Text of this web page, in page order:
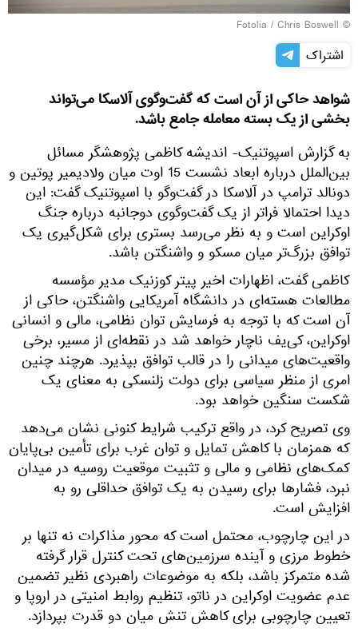
©
Fotolia / Chris Boswell
اشتراک
شواهد حاکی از آن است که گفت‌وگوی آلاسکا می‌تواند
بخشی از یک بسته معامله جامع باشد.
به گزارش اسپوتنیک- اندیشه کاظمی پژوهشگر مسائل
بین‌الملل درباره ابعاد نشست 15 اوت میان ولادیمیر پوتین و
دونالد ترامپ در آلاسکا در گفت‌وگو با اسپوتنیک گفت: این
دیدا احتمالا فراتر از یک گفت‌وگوی دوجانبه درباره جنگ
اوکراین است و به نظر می‌رسد بستری برای شکل‌گیری یک
توافق بزرگ‌تر میان مسکو و واشنگتن باشد.
کاظمی گفت، اظهارات اخیر پیتر کوزنیک مدیر مؤسسه
مطالعات هسته‌ای در دانشگاه آمریکایی واشنگتن، حاکی از
آن است که با توجه به فرسایش توان نظامی، مالی و انسانی
اوکراین، کی‌یف ناچار خواهد شد در نقطه‌ای از مسیر، برخی
واقعیت‌های میدانی را در قالب توافق بپذیرد. هرچند چنین
امری از منظر سیاسی برای دولت زلنسکی به معنای یک
شکست سنگین خواهد بود.
وی تصريح کرد، در واقع ترکیب شرایط کنونی نشان می‌دهد
که همزمان با کاهش تمایل و توان غرب برای تأمین بی‌پایان
کمک‌های نظامی و مالی و تثبیت موقعیت روسیه در میدان
نبرد، فشارها برای رسیدن به یک توافق حداقلی رو به
افزایش است.
در این چارچوب، محتمل است که محور مذاکرات نه تنها بر
خطوط مرزی و آینده سرزمین‌های تحت کنترل قرار گرفته
شده متمرکز باشد، بلکه به موضوعات راهبردی نظیر تضمین
عدم عضویت اوکراین در ناتو، تنظیم روابط امنیتی در اروپا و
تعیین چارچوبی برای کاهش تنش میان دو قدرت بپردازد.